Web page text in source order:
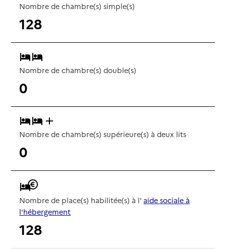
Nombre de chambre(s) simple(s)
128
Nombre de chambre(s) double(s)
0
Nombre de chambre(s) supérieure(s) à deux lits
0
Nombre de place(s) habilitée(s) à l' aide sociale à
l'hébergement
128